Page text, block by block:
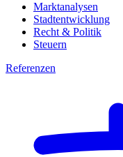
Marktanalysen
Stadtentwicklung
Recht & Politik
Steuern
Referenzen